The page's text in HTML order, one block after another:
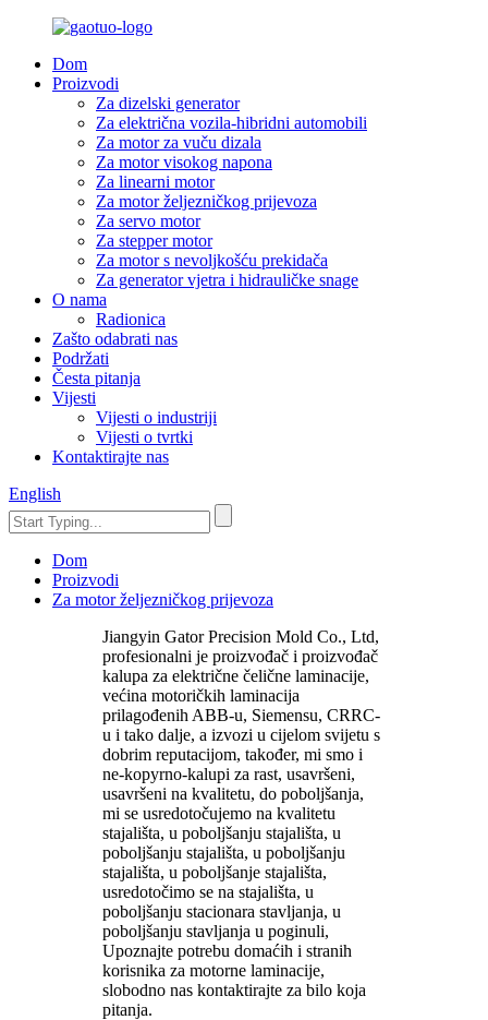
Dom
Proizvodi
Za dizelski generator
Za električna vozila-hibridni automobili
Za motor za vuču dizala
Za motor visokog napona
Za linearni motor
Za motor željezničkog prijevoza
Za servo motor
Za stepper motor
Za motor s nevoljkošću prekidača
Za generator vjetra i hidrauličke snage
O nama
Radionica
Zašto odabrati nas
Podržati
Česta pitanja
Vijesti
Vijesti o industriji
Vijesti o tvrtki
Kontaktirajte nas
English
Dom
Proizvodi
Za motor željezničkog prijevoza
Jiangyin Gator Precision Mold Co., Ltd,
profesionalni je proizvođač i proizvođač
kalupa za električne čelične laminacije,
većina motoričkih laminacija
prilagođenih ABB-u, Siemensu, CRRC-
u i tako dalje, a izvozi u cijelom svijetu s
dobrim reputacijom, također, mi smo i
ne-kopyrno-kalupi za rast, usavršeni,
usavršeni na kvalitetu, do poboljšanja,
mi se usredotočujemo na kvalitetu
stajališta, u poboljšanju stajališta, u
poboljšanju stajališta, u poboljšanju
stajališta, u poboljšanje stajališta,
usredotočimo se na stajališta, u
poboljšanju stacionara stavljanja, u
poboljšanju stavljanja u poginuli,
Upoznajte potrebu domaćih i stranih
korisnika za motorne laminacije,
slobodno nas kontaktirajte za bilo koja
pitanja.